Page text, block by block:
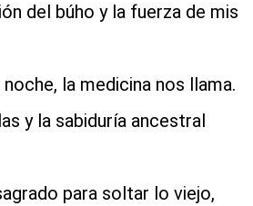
del búho y la fuerza de mis
la medicina nos llama.
y la sabiduría ancestral
para soltar lo viejo,